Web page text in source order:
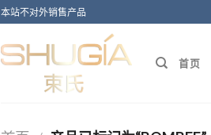
本站不对外销售产品
首页